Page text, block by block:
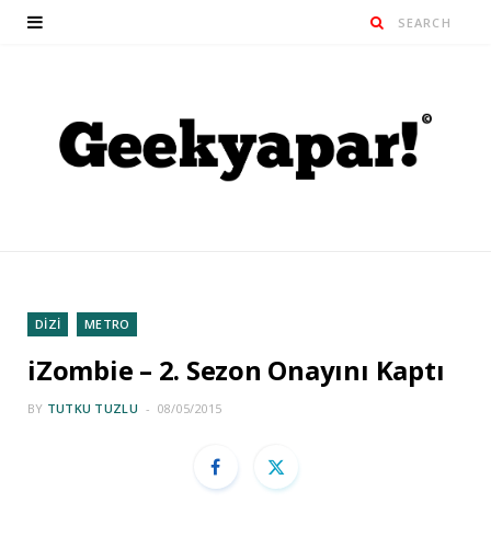
DİZİ METRO
iZombie – 2. Sezon Onayını Kaptı
BY TUTKU TUZLU 08/05/2015